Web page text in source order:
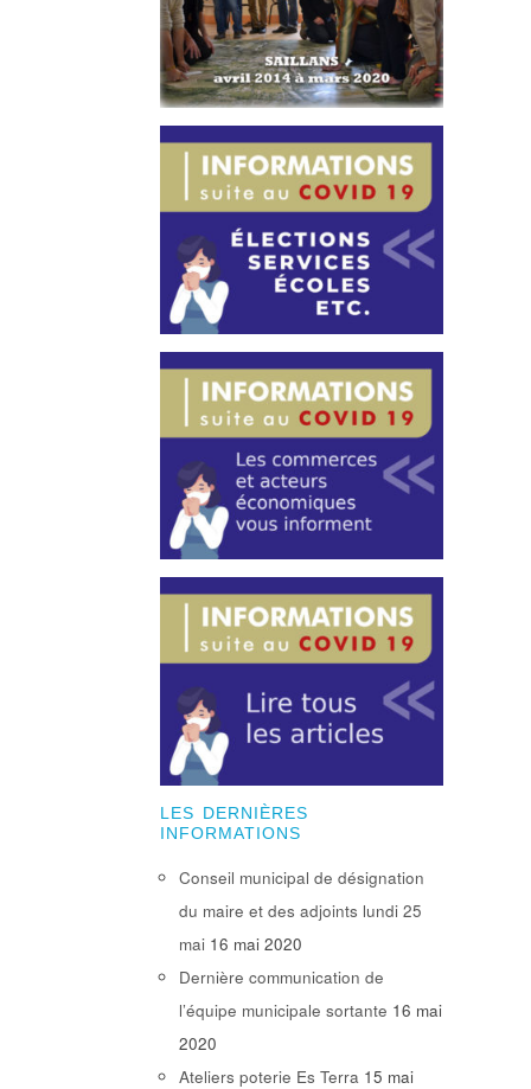
LES DERNIÈRES
INFORMATIONS
Conseil municipal de désignation
du maire et des adjoints lundi 25
mai 16 mai 2020
Dernière communication de
l’équipe municipale sortante 16 mai
2020
Ateliers poterie Es Terra 15 mai